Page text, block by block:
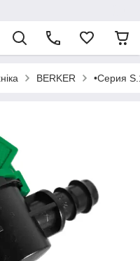
BERKER •Серия